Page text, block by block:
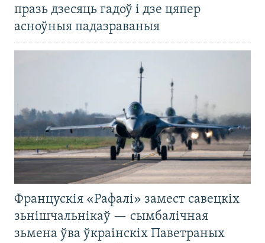
празь дзесяць гадоў і дзе цяпер
асноўныя падазраваныя
Францускія «Рафалі» замест савецкіх
зьнішчальнікаў — сымбалічная
зьмена ўва ўкраінскіх Паветраных